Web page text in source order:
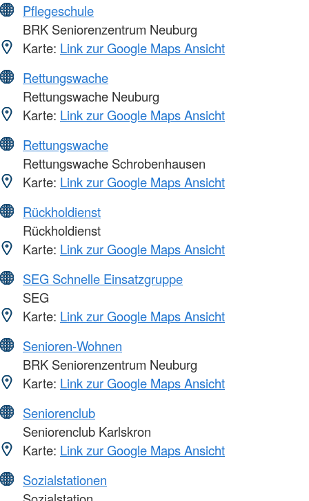
Pflegeschule
BRK Seniorenzentrum Neuburg
Karte: Link zur Google Maps Ansicht
Rettungswache
Rettungswache Neuburg
Karte: Link zur Google Maps Ansicht
Rettungswache
Rettungswache Schrobenhausen
Karte: Link zur Google Maps Ansicht
Rückholdienst
Rückholdienst
Karte: Link zur Google Maps Ansicht
SEG Schnelle Einsatzgruppe
SEG
Karte: Link zur Google Maps Ansicht
Senioren-Wohnen
BRK Seniorenzentrum Neuburg
Karte: Link zur Google Maps Ansicht
Seniorenclub
Seniorenclub Karlskron
Karte: Link zur Google Maps Ansicht
Sozialstationen